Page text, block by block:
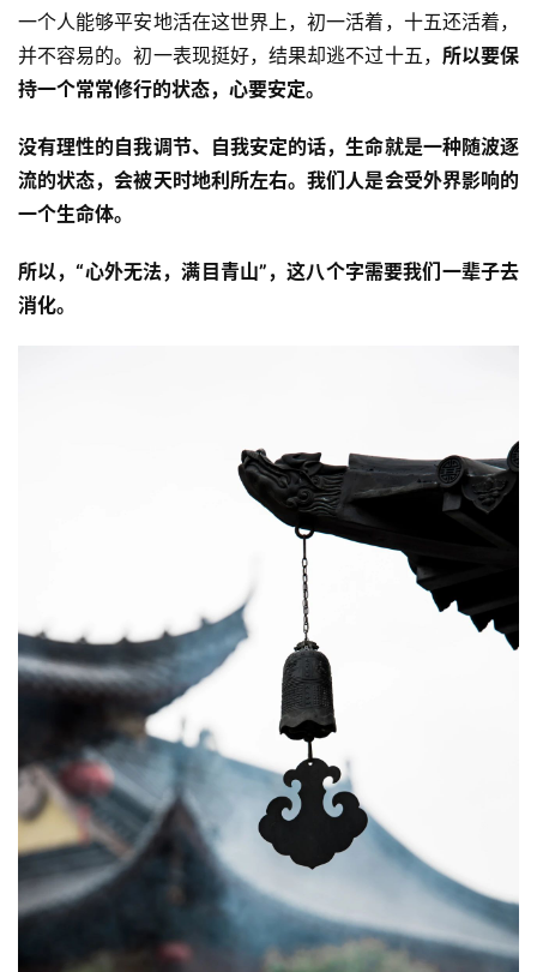
一个人能够平安地活在这世界上，初一活着，十五还活着，
并不容易的。初一表现挺好，结果却逃不过十五， 所以要保
持一个常常修行的状态，心要安定。
没有理性的自我调节、自我安定的话，生命就是一种随波逐
流的状态，会被天时地利所左右。我们人是会受外界影响的
一个生命体。
所以，“心外无法，满目青山”，这八个字需要我们一辈子去
消化。